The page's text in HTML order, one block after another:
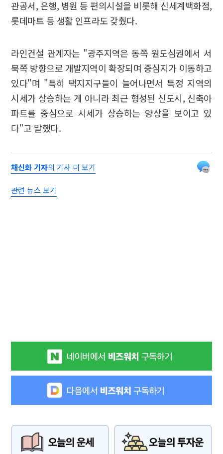
관공서, 은행, 병원 등 편의시설을 비롯해 신세계백화점,
롯데마트 등 생활 인프라도 갖췄다.
라인건설 관계자는 "광주지역은 동쪽 원도심권에서 서
북쪽 방향으로 개발지역이 확장되며 중심지가 이동하고
있다"며 "특히 택지지구들이 늘어나면서 특정 지역의
시세가 상승하는 게 아니라 최근 형성된 신도시, 신축아
파트를 중심으로 시세가 상승하는 양상을 보이고 있
다"고 말했다.
채신화 기자의 기사 더 보기
관련 뉴스 보기